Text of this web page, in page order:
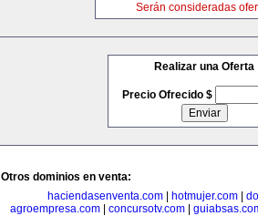
Serán consideradas
Realizar una Oferta
Precio Ofrecido $
Otros dominios en venta:
haciendasenventa.com| hotmujer.com|
agroempresa.com
concursotv.com